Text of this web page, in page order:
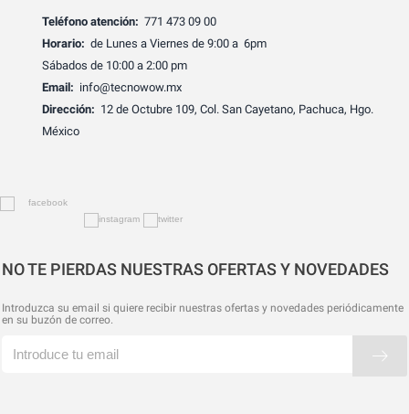
Teléfono atención: 771 473 09 00
Horario: de Lunes a Viernes de 9:00 a 6pm
Sábados de 10:00 a 2:00 pm
Email: info@tecnowow.mx
Dirección: 12 de Octubre 109, Col. San Cayetano, Pachuca, Hgo.
México
NO TE PIERDAS NUESTRAS OFERTAS Y NOVEDADES
Introduzca su email si quiere recibir nuestras ofertas y novedades periódicamente
en su buzón de correo.